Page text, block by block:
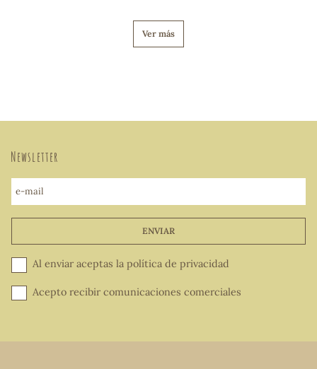
Ver más
Newsletter
e-mail
ENVIAR
Al enviar aceptas la política de privacidad
Acepto recibir comunicaciones comerciales